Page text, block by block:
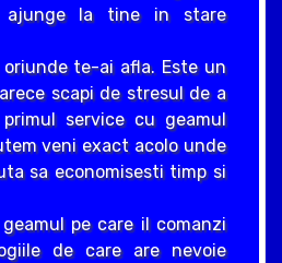
ajunge la tine in stare
te-ai afla. Este un
scapi de stresul de a
service cu geamul
veni exact acolo unde
sa economisesti timp si
pe care il comanzi
de care are nevoie